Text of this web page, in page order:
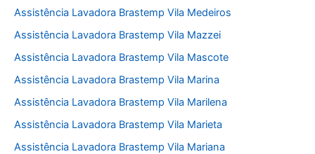
Assistência Lavadora Brastemp Vila Medeiros
Assistência Lavadora Brastemp Vila Mazzei
Assistência Lavadora Brastemp Vila Mascote
Assistência Lavadora Brastemp Vila Marina
Assistência Lavadora Brastemp Vila Marilena
Assistência Lavadora Brastemp Vila Marieta
Assistência Lavadora Brastemp Vila Mariana